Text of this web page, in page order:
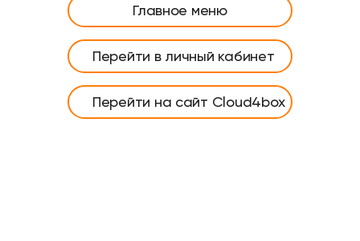
Главное меню
Перейти в личный кабинет
Перейти на сайт Cloud4box